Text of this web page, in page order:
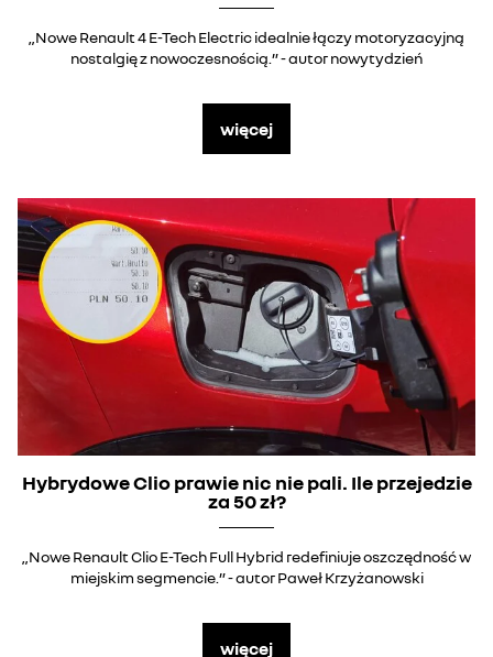
„Nowe Renault 4 E-Tech Electric idealnie łączy motoryzacyjną
nostalgię z nowoczesnością.” - autor nowytydzień
więcej
Hybrydowe Clio prawie nic nie pali. Ile przejedzie
za 50 zł?
„Nowe Renault Clio E-Tech Full Hybrid redefiniuje oszczędność w
miejskim segmencie.” - autor Paweł Krzyżanowski
więcej